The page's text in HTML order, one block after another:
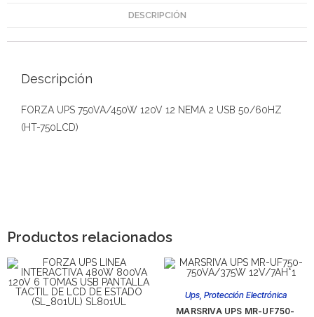
DESCRIPCIÓN
Descripción
FORZA UPS 750VA/450W 120V 12 NEMA 2 USB 50/60HZ
(HT-750LCD)
Productos relacionados
Ups, Protección Electrónica
MARSRIVA UPS MR-UF750-